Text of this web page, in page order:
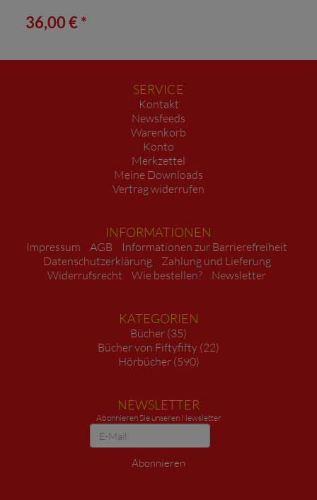
36,00 € *
SERVICE
Kontakt
Newsfeeds
Warenkorb
Konto
Merkzettel
Meine Downloads
Vertrag widerrufen
INFORMATIONEN
Impressum AGB
Informationen zur Barrierefreiheit
Datenschutzerklärung
Zahlung und Lieferung
Widerrufsrecht
Wie bestellen? Newsletter
KATEGORIEN
Bücher (35)
Bücher von Fiftyfifty (22)
Hörbücher (590)
NEWSLETTER
Abonnieren Sie unseren Newsletter
Newsletter
Abonnieren